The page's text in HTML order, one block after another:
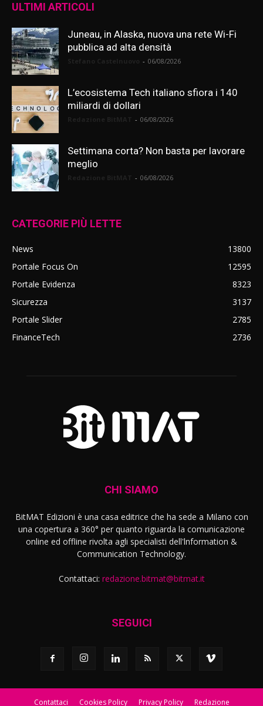
ULTIMI ARTICOLI
Juneau, in Alaska, nuova una rete Wi-Fi
pubblica ad alta densità
- 06/08/2026
L’ecosistema Tech italiano sfiora i 140
miliardi di dollari
- 06/08/2026
Settimana corta? Non basta per lavorare
meglio
- 06/08/2026
CATEGORIE PIÙ LETTE
News
13800
Portale Focus On
12595
Portale Evidenza
8323
Sicurezza
3137
Portale Slider
2785
FinanceTech
2736
CHI SIAMO
BitMAT Edizioni è una casa editrice che ha sede a Milano con
una copertura a 360° per quanto riguarda la comunicazione
online ed offline rivolta agli specialisti dell'lnformation &
Communication Technology.
Contattaci: redazione.bitmat@bitmat.it
SEGUICI
Contattaci Cookies Policy Privacy Policy Redazione